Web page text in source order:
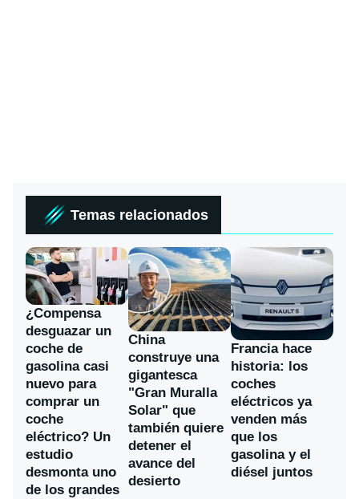
Temas relacionados
¿Compensa
desguazar un
coche de
gasolina casi
nuevo para
comprar un
coche
eléctrico? Un
estudio
desmonta uno
de los grandes
China
construye una
gigantesca
"Gran Muralla
Solar" que
también quiere
detener el
avance del
desierto
Francia hace
historia: los
coches
eléctricos ya
venden más
que los
gasolina y el
diésel juntos